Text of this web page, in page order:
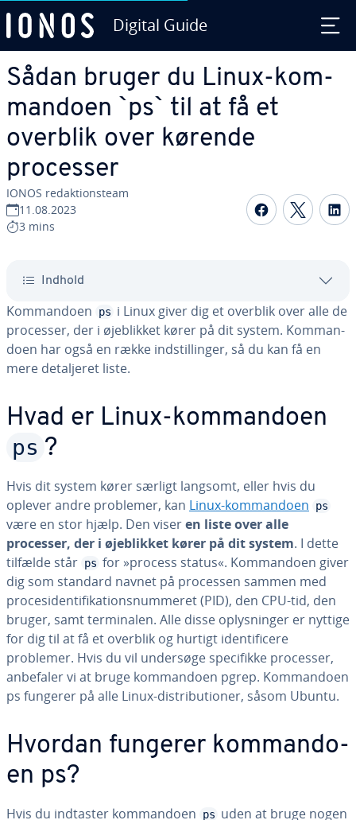
Digital Guide
Sådan bruger du Linux-kom­
man­do­en `ps` til at få et
overblik over kørende
processer
IONOS re­dak­tions­team
11.08.2023
3 mins
Del påDel
Indhold
Kom­man­do­en ps i Linux giver dig et overblik over alle de
processer, der i øje­blik­ket kører på dit system. Kom­man­
do­en har også en række indstil­lin­ger, så du kan få en
mere de­tal­je­ret liste.
Hvad er Linux-kom­man­do­en
ps ?
Hvis dit system kører særligt langsomt, eller hvis du
oplever andre problemer, kan Linux-kom­man­do­en ps
være en stor hjælp. Den viseren liste over alle
processer, der i øje­blik­ket kører på dit system. I dette
tilfælde står ps for »process status«. Kom­man­do­en giver
dig som standard navnet på processen sammen med
pro­cesi­den­ti­fi­ka­tions­num­me­ret (PID), den CPU-tid, den
bruger, samt ter­mi­na­len. Alle disse op­lys­nin­ger er nyttige
for dig til at få et overblik og hurtigt iden­ti­fi­ce­re
problemer. Hvis du vil undersøge spe­ci­fik­ke processer,
anbefaler vi at bruge kom­man­do­en pgrep. Kom­man­do­en
ps fungerer på alle Linux-di­stri­bu­tio­ner, såsom Ubuntu.
Hvordan fungerer kom­man­do­
en ps?
Hvis du indtaster kom­man­do­en ps uden at bruge nogen